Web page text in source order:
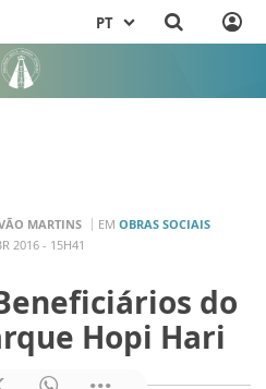
PT
MARTINS EM OBRAS SOCIAIS
2016 - 15H41
do
Hopi Hari